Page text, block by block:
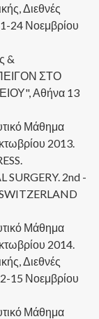
Διεθνές
24 Νοεμβρίου
&
ΣΤΟ
, Αθήνα 13
Μάθημα
2013.
2nd -
Μάθημα
2014.
Διεθνές
15 Νοεμβρίου
Μάθημα